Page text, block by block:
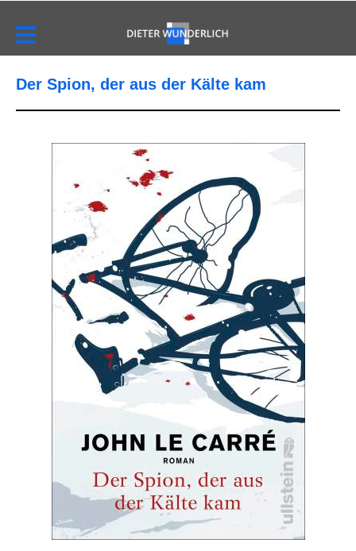
Der Spion, der aus der Kälte kam